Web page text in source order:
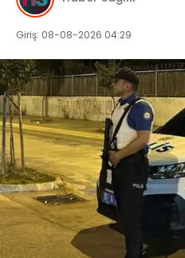
Giriş: 08-08-2026 04:29